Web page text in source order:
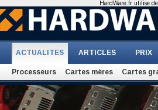
ACTUALITES ARTICLES PRIX
Processeurs Cartes mères Cartes
HardWare.fr utilise